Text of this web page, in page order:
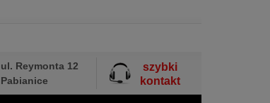
ul. Reymonta 12
Pabianice
szybki
kontakt